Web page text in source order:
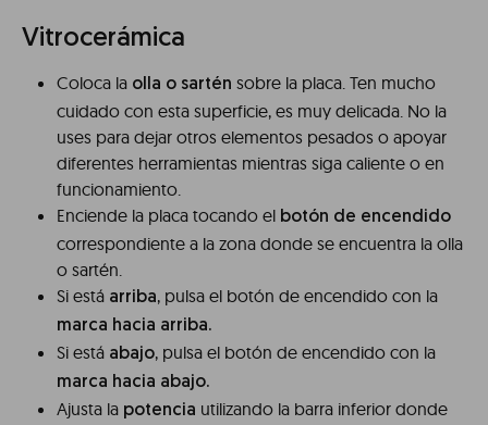
Vitrocerámica
Coloca la olla o sartén sobre la placa. Ten mucho
cuidado con esta superficie, es muy delicada. No la
uses para dejar otros elementos pesados o apoyar
diferentes herramientas mientras siga caliente o en
funcionamiento.
Enciende la placa tocando el botón de encendido
correspondiente a la zona donde se encuentra la olla
o sartén.
Si está arriba, pulsa el botón de encendido con la
marca hacia arriba.
Si está abajo, pulsa el botón de encendido con la
marca hacia abajo.
Ajusta la potencia utilizando la barra inferior donde